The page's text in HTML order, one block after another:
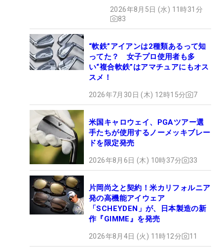
2026年8月5日 (水) 11時31分
83
“軟鉄”アイアンは2種類あるって知
ってた？ 女子プロ使用者も多
い“複合軟鉄”はアマチュアにもオス
スメ！
2026年7月30日 (木) 12時15分 7
米国キャロウェイ、PGAツアー選
手たちが使用するノーメッキブレー
ドを限定発売
2026年8月6日 (木) 10時37分 33
片岡尚之と契約！米カリフォルニア
発の高機能アイウェア
「SCHEYDEN」が、日本製造の新
作『GIMME』を発売
2026年8月4日 (火) 11時12分 11